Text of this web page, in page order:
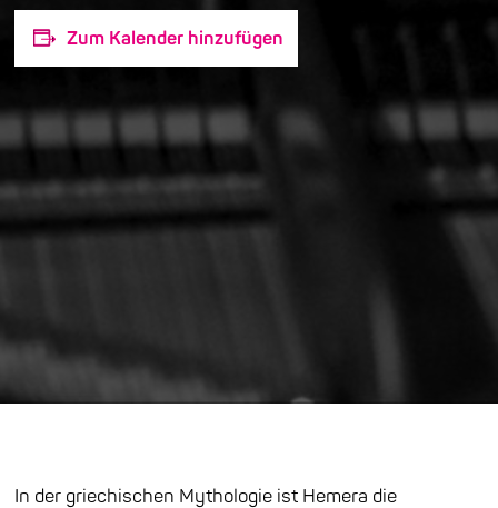
Zum Kalender hinzufügen
In der griechischen Mythologie ist Hemera die